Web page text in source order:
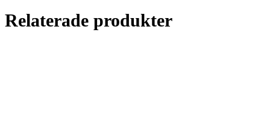
Relaterade produkter